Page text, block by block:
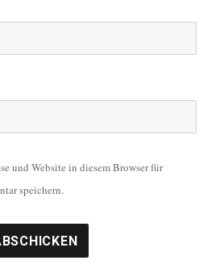
und Website in diesem Browser für
speichern.